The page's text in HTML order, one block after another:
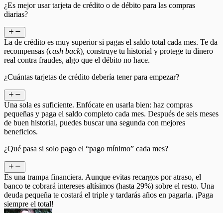
¿Es mejor usar tarjeta de crédito o de débito para las compras
diarias?
La de crédito es muy superior si pagas el saldo total cada mes. Te da
recompensas (cash back), construye tu historial y protege tu dinero
real contra fraudes, algo que el débito no hace.
¿Cuántas tarjetas de crédito debería tener para empezar?
Una sola es suficiente. Enfócate en usarla bien: haz compras
pequeñas y paga el saldo completo cada mes. Después de seis meses
de buen historial, puedes buscar una segunda con mejores
beneficios.
¿Qué pasa si solo pago el “pago mínimo” cada mes?
Es una trampa financiera. Aunque evitas recargos por atraso, el
banco te cobrará intereses altísimos (hasta 29%) sobre el resto. Una
deuda pequeña te costará el triple y tardarás años en pagarla. ¡Paga
siempre el total!